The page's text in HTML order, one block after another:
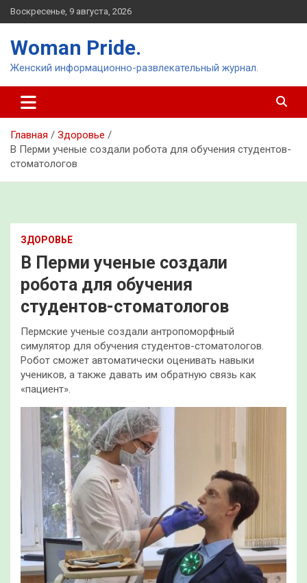
Перейти
к
Воскресенье, 9 августа, 2026
Woman Pride.
Женский информационно-развлекательный журнал.
Главная
Здоровье
В Перми ученые создали робота для обучения студентов-
стоматологов
ЗДОРОВЬЕ
В Перми ученые создали
робота для обучения
студентов-стоматологов
Пермские ученые создали антропоморфный
симулятор для обучения студентов-стоматологов.
Робот сможет автоматически оценивать навыки
учеников, а также давать им обратную связь как
«пациент».